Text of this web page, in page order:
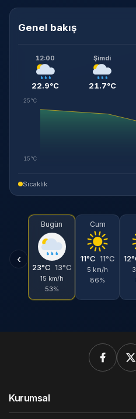
Genel bakış
12:00
22.9°C
Şimdi
21.7°C
25°C
15°C
Sıcaklık
‹
Bugün
23°C 13°C
15 km/h
53%
Cum
11°C 11°C
5 km/h
86%
Kurumsal